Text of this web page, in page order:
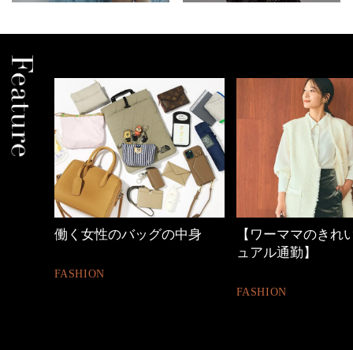
働く女性のバッグの中身
FASHION
【ワーママのきれ
ュアル通勤】
FASHION